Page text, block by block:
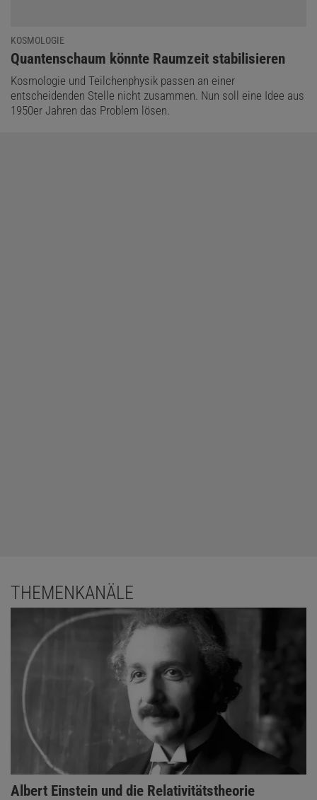
KOSMOLOGIE
:
Quantenschaum könnte Raumzeit stabilisieren
Kosmologie und Teilchenphysik passen an einer
entscheidenden Stelle nicht zusammen. Nun soll eine Idee aus
1950er Jahren das Problem lösen.
THEMENKANÄLE
Albert Einstein und die Relativitätstheorie